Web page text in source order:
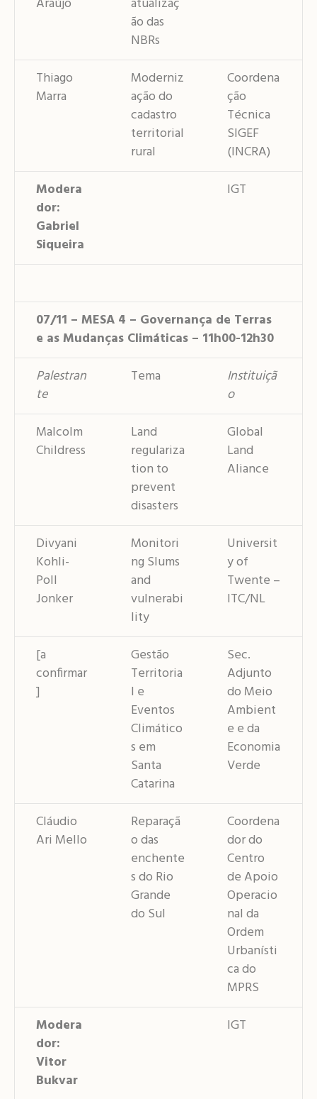
ão das
NBRs
Thiago
Marra
Moderniz
ação do
cadastro
territorial
rural
Coordena
ção
Técnica
SIGEF
(INCRA)
Modera
dor:
Gabriel
Siqueira
IGT
07/11 – MESA 4 – Governança de Terras
e as Mudanças Climáticas – 11h00-12h30
Palestran
te
Tema
Instituiçã
o
Malcolm
Childress
Land
regulariza
tion to
prevent
disasters
Global
Land
Aliance
Divyani
Kohli-
Poll
Jonker
Monitori
ng Slums
and
vulnerabi
lity
Universit
y of
Twente –
ITC/NL
[a
confirmar
]
Gestão
Territoria
l e
Eventos
Climático
s em
Santa
Catarina
Sec.
Adjunto
do Meio
Ambient
e e da
Economia
Verde
Cláudio
Ari Mello
Reparaçã
o das
enchente
s do Rio
Grande
do Sul
Coordena
dor do
Centro
de Apoio
Operacio
nal da
Ordem
Urbanísti
ca do
MPRS
Modera
dor:
Vitor
Bukvar
IGT